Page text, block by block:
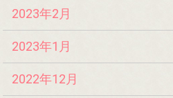
2023年2月
2023年1月
2022年12月